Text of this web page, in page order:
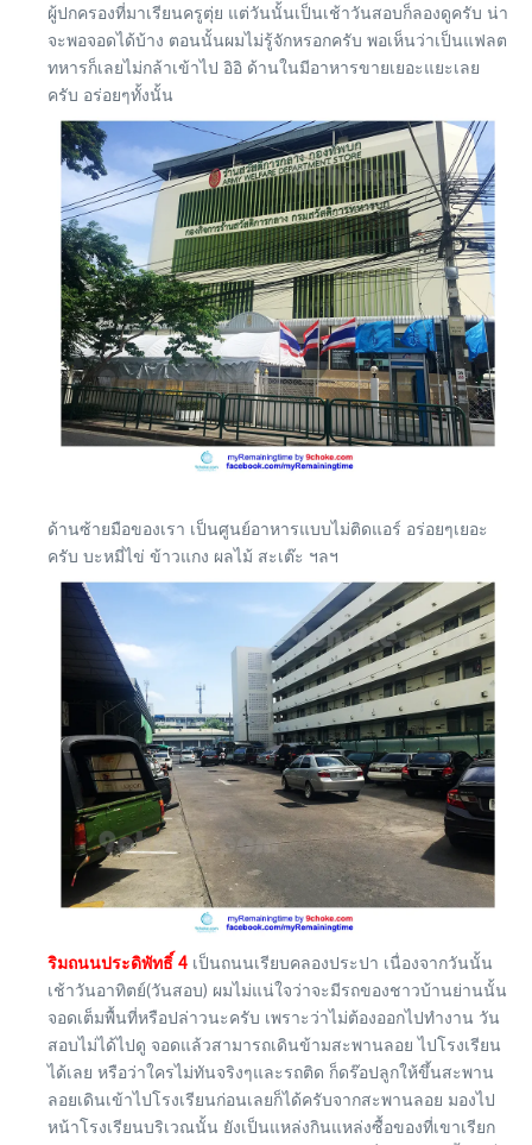
ผู้ปกครองที่มาเรียนครูตุ่ย แต่วันนั้นเป็นเช้าวันสอบก็ลองดูครับ น่า
จะพอจอดได้บ้าง ตอนนั้นผมไม่รู้จักหรอกครับ พอเห็นว่าเป็นแฟลต
ทหารก็เลยไม่กล้าเข้าไป อิอิ ด้านในมีอาหารขายเยอะแยะเลย
ครับ อร่อยๆทั้งนั้น
ด้านซ้ายมือของเรา เป็นศูนย์อาหารแบบไม่ติดแอร์ อร่อยๆเยอะ
ครับ บะหมี่ไข่ ข้าวแกง ผลไม้ สะเต๊ะ ฯลฯ
ริมถนนประดิพัทธิ์ 4 เป็นถนนเรียบคลองประปา เนื่องจากวันนั้น
เช้าวันอาทิตย์(วันสอบ) ผมไม่แน่ใจว่าจะมีรถของชาวบ้านย่านนั้น
จอดเต็มพื้นที่หรือปล่าวนะครับ เพราะว่าไม่ต้องออกไปทำงาน วัน
สอบไม่ได้ไปดู จอดแล้วสามารถเดินข้ามสะพานลอย ไปโรงเรียน
ได้เลย หรือว่าใครไม่ทันจริงๆและรถติด ก็ดร๊อปลูกให้ขึ้นสะพาน
ลอยเดินเข้าไปโรงเรียนก่อนเลยก็ได้ครับจากสะพานลอย มองไป
หน้าโรงเรียนบริเวณนั้น ยังเป็นแหล่งกินแหล่งซื้อของที่เขาเรียก